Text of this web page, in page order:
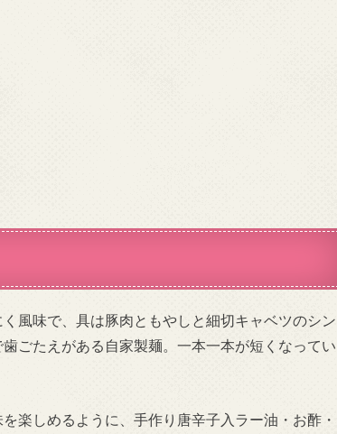
風味で、具は豚肉ともやしと細切キャベツのシン
ごたえがある自家製麺。一本一本が短くなってい
楽しめるように、手作り唐辛子入ラー油・お酢・